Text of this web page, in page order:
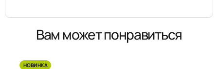
Вам может понравиться
НОВИНКА